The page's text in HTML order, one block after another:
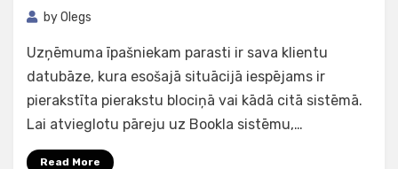
byOlegs
Uzņēmuma īpašniekam parasti ir sava klientu
datubāze, kura esošajā situācijā iespējams ir
pierakstīta pierakstu blociņā vai kādā citā sistēmā.
Lai atvieglotu pāreju uz Bookla sistēmu,…
Read More